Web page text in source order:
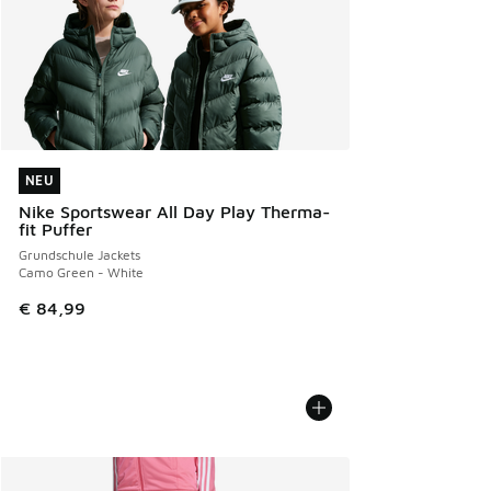
NEU
Nike Sportswear All Day Play Therma-
fit Puffer
Grundschule Jackets
Camo Green - White
€ 84,99
NEU